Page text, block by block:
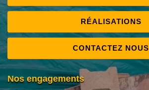
RÉALISATIONS
CONTACTEZ NOUS
Nos engagements